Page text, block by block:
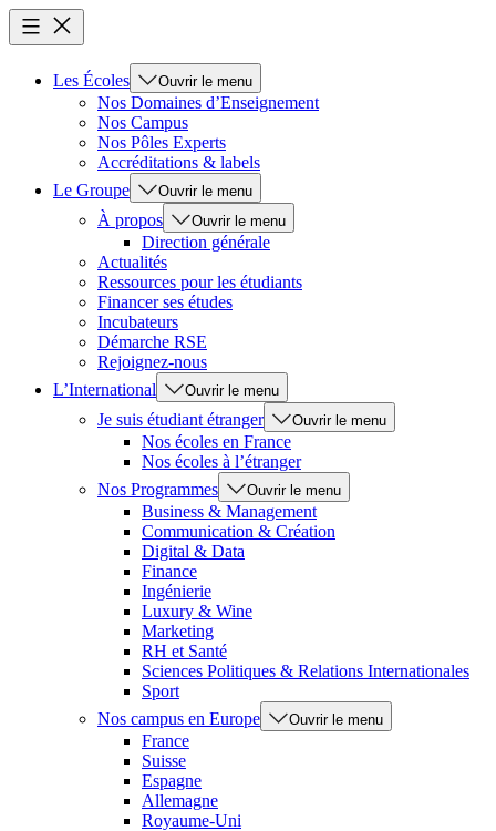
Les Écoles Ouvrir le menu
Nos Domaines d’Enseignement
Nos Campus
Nos Pôles Experts
Accréditations & labels
Le Groupe
Ouvrir le menu
À propos Ouvrir le menu
Direction générale
Actualités
Ressources pour les étudiants
Financer ses études
Incubateurs
Démarche RSE
Rejoignez-nous
L’International
Ouvrir le menu
Je suis étudiant étranger Ouvrir le menu
Nos écoles en France
Nos écoles à l’étranger
Nos Programmes
Ouvrir le menu
Business & Management
Communication & Création
Digital & Data
Finance
Ingénierie
Luxury & Wine
Marketing
RH et Santé
Sciences Politiques & Relations Internationales
Sport
Nos campus en Europe
Ouvrir le menu
France
Suisse
Espagne
Allemagne
Royaume-Uni